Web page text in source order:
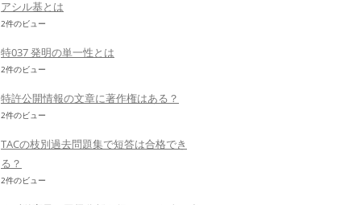
アシル基とは
2件のビュー
特037 発明の単一性とは
2件のビュー
特許公開情報の文章に著作権はある？
2件のビュー
TACの枝別過去問題集で短答は合格でき
る？
2件のビュー